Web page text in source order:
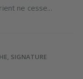
ne cesse...
, SIGNATURE